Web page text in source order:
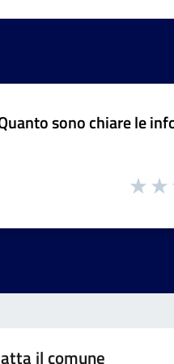
sono chiare le
il comune